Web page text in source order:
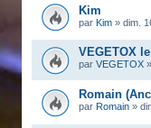
Kim
par Kim » dim.
VEGETOX
par VEGETOX »
Romain
par Romain »